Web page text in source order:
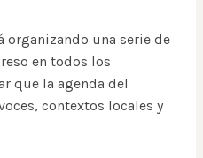
organizando una serie de
en todos los
que la agenda del
contextos locales y